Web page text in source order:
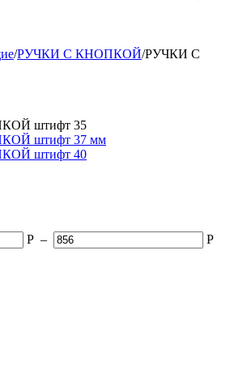
/РУЧКИ С КНОПКОЙ/РУЧКИ С
штифт 35
штифт 37 мм
штифт 40
Р – Р